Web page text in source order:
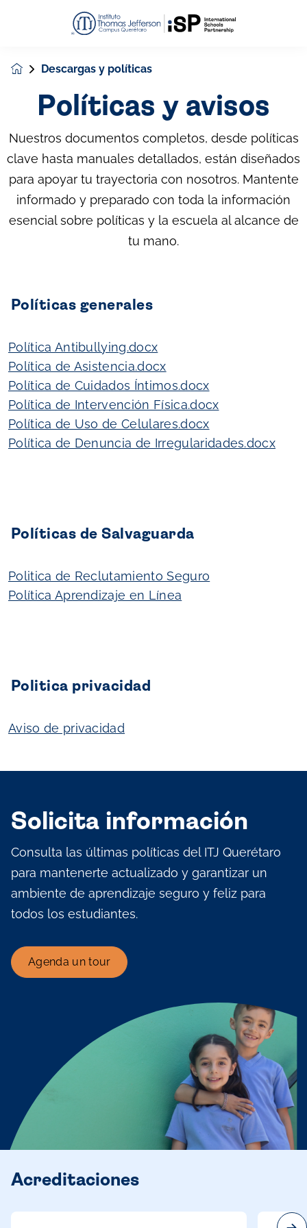
Descargas y políticas
Políticas y avisos
Nuestros documentos completos, desde políticas
clave hasta manuales detallados, están diseñados
para apoyar tu trayectoria con nosotros. Mantente
informado y preparado con toda la información
esencial sobre políticas y la escuela al alcance de
tu mano.
Políticas generales
Política Antibullying.docx
Política de Asistencia.docx
Política de Cuidados Íntimos.docx
Política de Intervención Física.docx
Política de Uso de Celulares.docx
Política de Denuncia de Irregularidades.docx
Políticas de Salvaguarda
Politica de Reclutamiento Seguro
Política Aprendizaje en Línea
Politica privacidad
Aviso de privacidad
Solicita información
Consulta las últimas políticas del ITJ Querétaro
para mantenerte actualizado y garantizar un
ambiente de aprendizaje seguro y feliz para
todos los estudiantes.
Agenda un tour
Acreditaciones